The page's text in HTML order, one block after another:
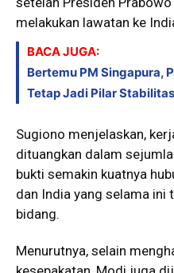
melakukan lawatan ke
BACA JUGA:
Bertemu PM Singapura,
Tetap Jadi Pilar
Sugiono menjelaskan,
dituangkan dalam
bukti semakin kuatnya
dan India yang selama ini
bidang.
Menurutnya, selain